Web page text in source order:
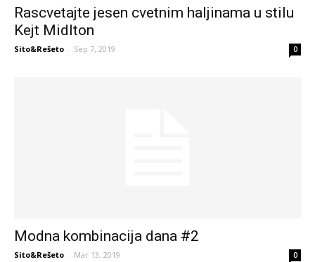
Rascvetajte jesen cvetnim haljinama u stilu
Kejt Midlton
Sito&Rešeto - Sep 7, 2019 0
Modna kombinacija dana #2
Sito&Rešeto - Mar 13, 2019 0